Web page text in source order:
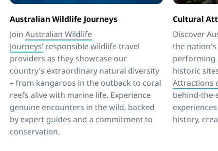
Australian Wildlife Journeys
Join Australian Wildlife
Journeys’ responsible wildlife travel
providers as they showcase our
country's extraordinary natural diversity
– from kangaroos in the outback to coral
reefs alive with marine life. Experience
genuine encounters in the wild, backed
by expert guides and a commitment to
conservation.
Cultural
Discover
the
performing
historic
Attractions
behind-the-
history,